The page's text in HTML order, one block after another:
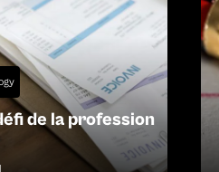
de la profession